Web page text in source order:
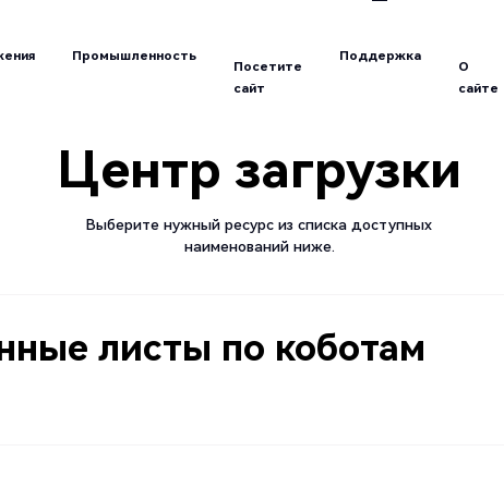
Промышленность
Посетите
сайт
Поддержка
О
сайте
Центр загрузки
Выберите нужный ресурс из списка доступных
наименований ниже.
листы по коботам